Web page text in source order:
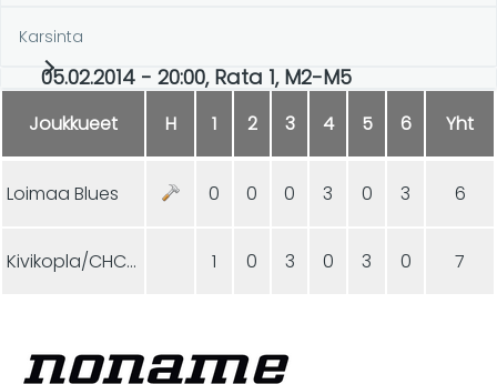
Karsinta
05.02.2014 - 20:00, Rata 1, M2-M5
Joukkueet H 1 2 3 4 5 6 Yht
Loimaa Blues 0 0 0 3 0 3 6
Kivikopla/CHCC Naantali 1 0 3 0 3 0 7